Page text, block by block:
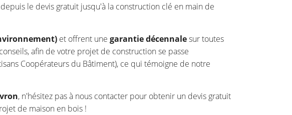
le devis gratuit jusqu'à la construction clé en main de
et offrent une garantie décennalesur toutes
afin de votre projet de construction se passe
Coopérateurs du Bâtiment), ce qui témoigne de notre
, n'hésitez pas à nous contacter pour obtenir un devis gratuit
de maison en bois !